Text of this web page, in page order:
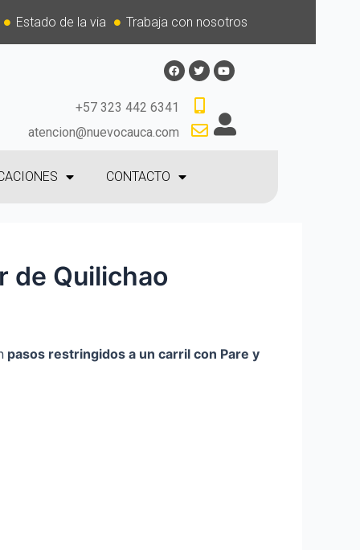
Estado de la via Trabaja con nosotros
+57 323 442 6341
atencion@nuevocauca.com
CONTACTO
de Quilichao
pasos restringidos a un carril con Pare y